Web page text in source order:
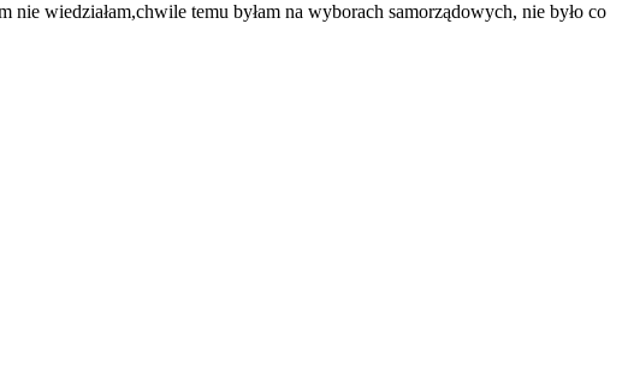
nie wiedziałam,chwile temu byłam na wyborach samorządowych, nie było co